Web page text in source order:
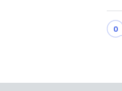
0